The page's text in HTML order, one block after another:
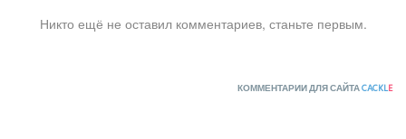
Никто ещё не оставил комментариев, станьте первым.
КОММЕНТАРИИ ДЛЯ САЙТАCACKLE